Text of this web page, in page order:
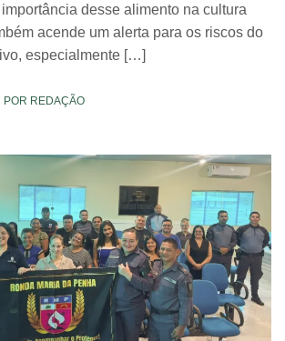
desse alimento na cultura
acende um alerta para os riscos do
especialmente […]
POR REDAÇÃO